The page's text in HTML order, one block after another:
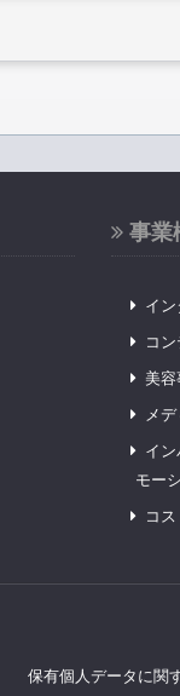
事業
イ
コ
美容
メ
イ
モー
コ
保有個人データに関